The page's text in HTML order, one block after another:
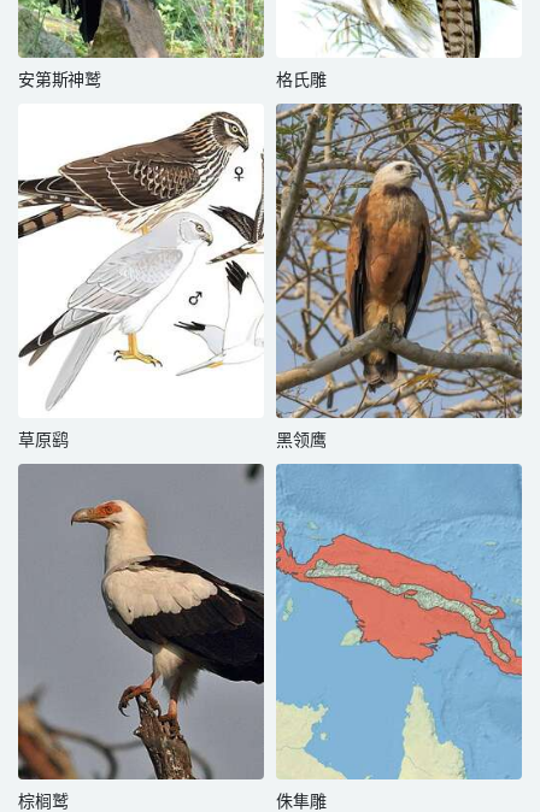
安第斯神鹫 格氏雕
草原鹞 黑领鹰
棕榈鹫 侏隼雕